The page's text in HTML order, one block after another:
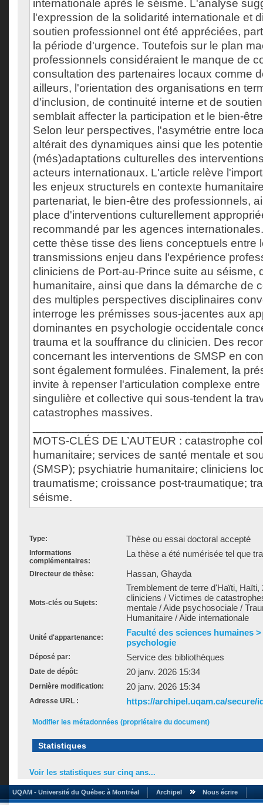
internationale après le séisme. L'analyse
l'expression de la solidarité internationale et
soutien professionnel ont été appréciées,
la période d'urgence. Toutefois sur le plan
professionnels considéraient le manque de
consultation des partenaires locaux comme
ailleurs, l'orientation des organisations en
d'inclusion, de continuité interne et de
semblait affecter la participation et le bien-
Selon leur perspectives, l'asymétrie entre
altérait des dynamiques ainsi que les
(més)adaptations culturelles des
acteurs internationaux. L'article relève
les enjeux structurels en contexte
partenariat, le bien-être des professionnels,
place d'interventions culturellement
recommandé par les agences
cette thèse tisse des liens conceptuels entre
transmissions enjeu dans l'expérience
cliniciens de Port-au-Prince suite au séisme,
humanitaire, ainsi que dans la démarche de
des multiples perspectives disciplinaires
interroge les prémisses sous-jacentes aux
dominantes en psychologie occidentale
trauma et la souffrance du clinicien. Des
concernant les interventions de SMSP en
sont également formulées. Finalement, la
invite à repenser l'articulation complexe
singulière et collective qui sous-tendent la
catastrophes massives.
MOTS-CLÉS DE L’AUTEUR : catastrophe
humanitaire; services de santé mentale et
(SMSP); psychiatrie humanitaire; cliniciens
traumatisme; croissance post-traumatique;
séisme.
Type: Thèse ou essai doctoral accepté
Informations
complémentaires:
La thèse a été numérisée tel que
Directeur de thèse: Hassan, Ghayda
Mots-clés ou Sujets:
Tremblement de terre d'Haïti,
cliniciens / Victimes de
mentale / Aide psychosociale /
Humanitaire / Aide internationale
Unité d'appartenance:
Faculté des sciences humaines
psychologie
Déposé par: Service des bibliothèques
Date de dépôt: 20 janv. 2026 15:34
Dernière modification: 20 janv. 2026 15:34
Adresse URL : https://archipel.uqam.ca/secure/
Modifier les métadonnées (propriétaire du document)
Statistiques
Voir les statistiques sur cinq ans...
UQAM - Université du Québec à Montréal Archipel Nous écrire